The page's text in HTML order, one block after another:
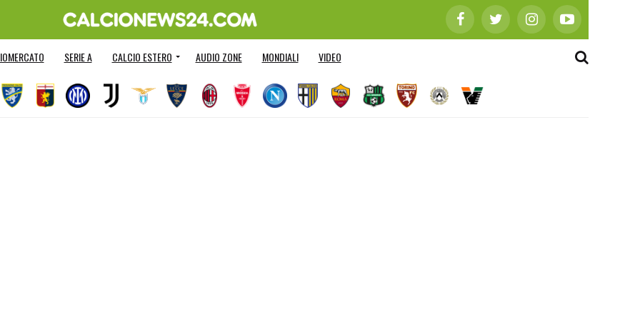
SERIE A CALCIO ESTERO AUDIO ZONE MONDIALI VIDEO